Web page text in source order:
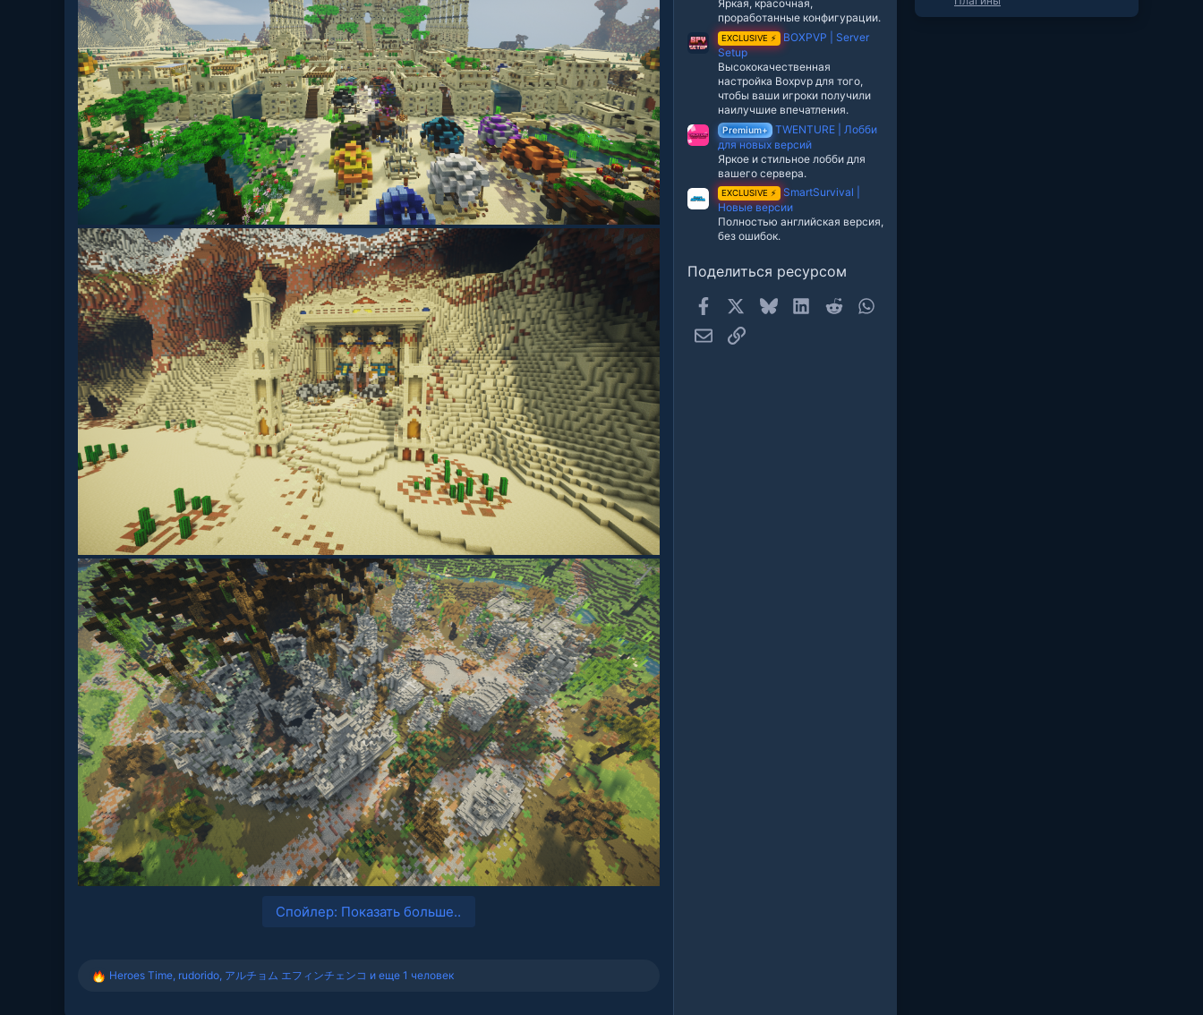
Спойлер: Показать больше..
Р
Heroes Time, rudorido, アルチョム エフィンチェンコ и еще 1 человек
Яркая, красочная,
проработанные конфигурации.
EXCLUSIVE ⚡
BOXPVP | Server
Setup
Высококачественная
настройка Boxpvp для того,
чтобы ваши игроки получили
наилучшие впечатления.
Premium+
TWENTURE | Лобби
для новых версий
Яркое и стильное лобби для
вашего сервера.
EXCLUSIVE ⚡
SmartSurvival |
Новые версии
Полностью английская версия,
без ошибок.
Поделиться ресурсом
Facebook Bluesky LinkedInReddit
Электронная почта
Ссылка